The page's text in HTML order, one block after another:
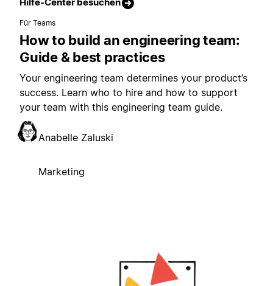
Für Teams
How to build an engineering team:
Guide & best practices
Your engineering team determines your product’s
success. Learn who to hire and how to support
your team with this engineering team guide.
Anabelle Zaluski
Marketing